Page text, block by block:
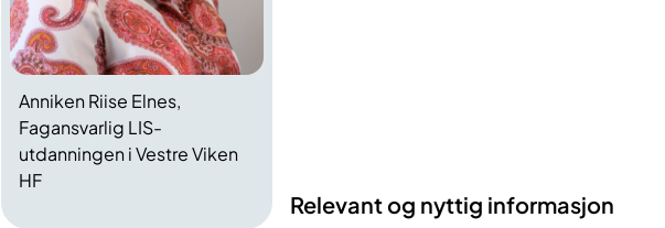
Anniken Riise Elnes,
Fagansvarlig LIS-
utdanningen i Vestre Viken
HF
Relevant og nyttig informasjon